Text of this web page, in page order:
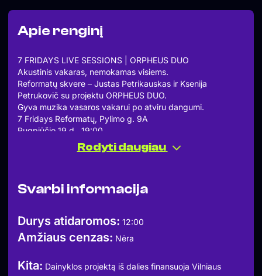
Apie renginį
7 FRIDAYS LIVE SESSIONS | ORPHEUS DUO
Akustinis vakaras, nemokamas visiems.
Reformatų skvere – Justas Petrikauskas ir Ksenija
Petrukovič su projektu ORPHEUS DUO.
Gyva muzika vasaros vakarui po atviru dangumi.
7 Fridays Reformatų, Pylimo g. 9A
Rugpjūčio 19 d., 19:00
Staliukų rezervacija – 7fridays.lt
Užsukite švęsti vasaros – cos life is for living.
#7fridays #dainykla #LiveSessions
Rodyti daugiau
Svarbi informacija
Durys atidaromos: 12:00
Amžiaus cenzas: Nėra
Kita: Dainyklos projektą iš dalies finansuoja Vilniaus